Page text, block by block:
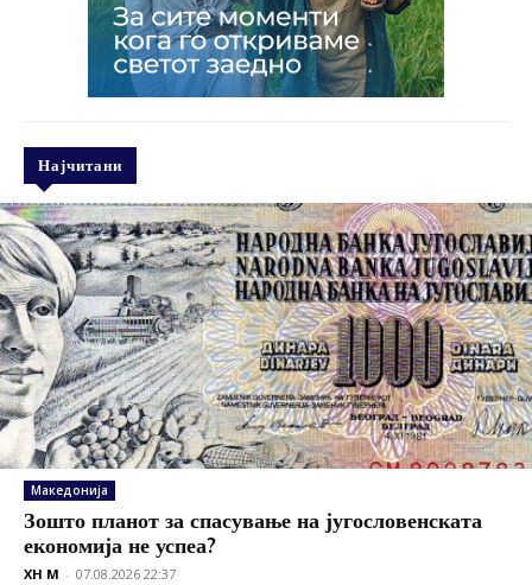
Најчитани
Македонија
Зошто планот за спасување на југословенската
економија не успеа?
XH M - 07.08.2026 22:37